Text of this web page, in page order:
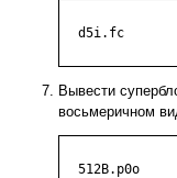
  d5i.fc
Вывести
восьмеричном
  512B.p0o